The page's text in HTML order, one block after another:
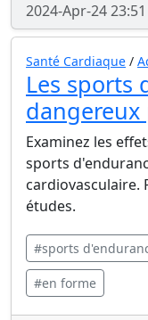
2024-Apr-24 23:51
Santé Cardiaque /
Les sports
Examinez les
sports
cardiovasculaire.
études.
#sports
#en forme